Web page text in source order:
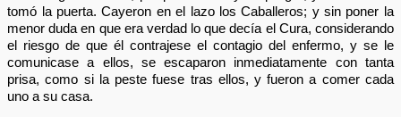
tomó la puerta. Cayeron en el lazo los Caballeros; y sin poner la
menor duda en que era verdad lo que decía el Cura, considerando
el riesgo de que él contrajese el contagio del enfermo, y se le
comunicase a ellos, se escaparon inmediatamente con tanta
prisa, como si la peste fuese tras ellos, y fueron a comer cada
uno a su casa.